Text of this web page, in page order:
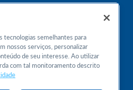
24h
no WhatsApp
tecnologias semelhantes para
nossos serviços, personalizar
de seu interesse. Ao utilizar
com tal monitoramento descrito